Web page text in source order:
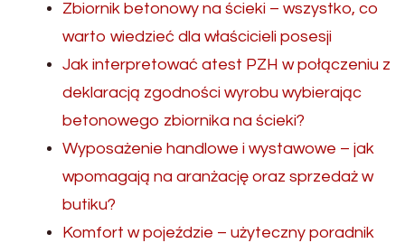
Zbiornik betonowy na ścieki – wszystko, co
warto wiedzieć dla właścicieli posesji
Jak interpretować atest PZH w połączeniu z
deklaracją zgodności wyrobu wybierając
betonowego zbiornika na ścieki?
Wyposażenie handlowe i wystawowe – jak
wpomagają na aranżację oraz sprzedaż w
butiku?
Komfort w pojeździe – użyteczny poradnik